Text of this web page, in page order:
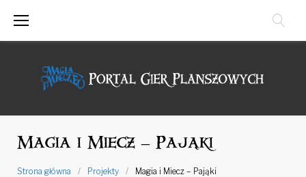
Magia i Miecz – Pająki
Strona główna / Projekty / Magia i Miecz – Pająki